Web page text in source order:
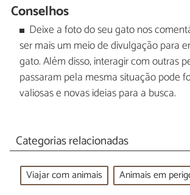
Conselhos
Deixe a foto do seu gato nos
ser mais um meio de divulgação para
gato. Além disso, interagir com outras
passaram pela mesma situação pode
valiosas e novas ideias para a busca.
Categorias relacionadas
Viajar com animais Animais em